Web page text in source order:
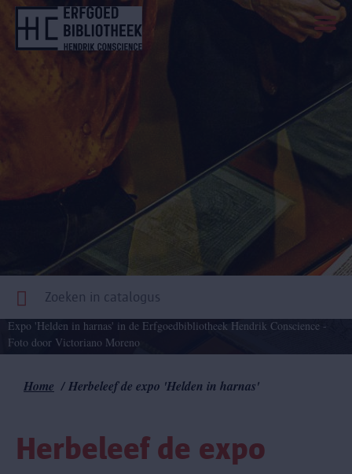
Overslaan
Expo 'Helden in harnas' in de Erfgoedbibliotheek Hendrik Conscience -
Foto door Victoriano Moreno
Kruimelpad
Home Herbeleef de expo 'Helden in harnas'
Herbeleef de expo